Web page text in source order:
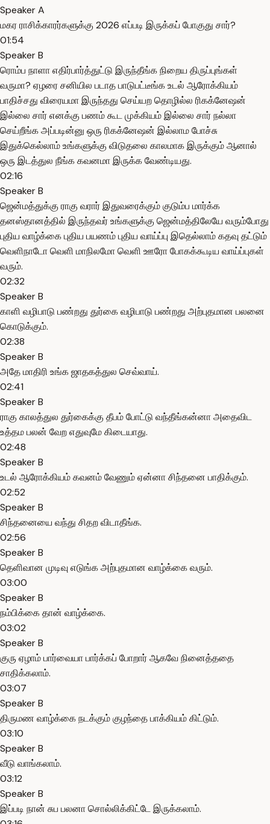
Speaker A
மகர ராசிக்காரர்களுக்கு 2026 எப்படி இருக்கப் போகுது சார்?
01:54
Speaker B
ரொம்ப நாளா எதிர்பார்த்துட்டு இருந்தீங்க நிறைய திருப்புங்கள்
வருமா? ஏழரை சனியில படாத பாடுபட்டீங்க உடல் ஆரோக்கியம்
பாதிச்சது விரையமா இருந்தது செய்யற தொழில்ல ரிகக்னேஷன்
இல்லை சார் எனக்கு பணம் கூட முக்கியம் இல்லை சார் நல்லா
செய்றீங்க அப்படின்னு ஒரு ரிகக்னேஷன் இல்லாம போச்சு
இதுக்கெல்லாம் உங்களுக்கு விடுதலை காலமாக இருக்கும் ஆனால்
ஒரு இடத்துல நீங்க கவனமா இருக்க வேண்டியது.
02:16
Speaker B
ஜென்மத்துக்கு ராகு வரார் இதுவரைக்கும் குடும்ப மார்க்க
தனஸ்தானத்தில் இருந்தவர் உங்களுக்கு ஜென்மத்திலேயே வரும்போது
புதிய வாழ்க்கை புதிய பயணம் புதிய வாய்ப்பு இதெல்லாம் கதவு தட்டும்
வெளிநாடோ வெளி மாநிலமோ வெளி ஊரோ போகக்கூடிய வாய்ப்புகள்
வரும்.
02:32
Speaker B
காளி வழிபாடு பண்றது துர்கை வழிபாடு பண்றது அற்புதமான பலனை
கொடுக்கும்.
02:38
Speaker B
அதே மாதிரி உங்க ஜாதகத்துல செவ்வாய்.
02:41
Speaker B
ராகு காலத்துல துர்கைக்கு தீபம் போட்டு வந்தீங்கன்னா அதைவிட
உத்தம பலன் வேற எதுவுமே கிடையாது.
02:48
Speaker B
உடல் ஆரோக்கியம் கவனம் வேணும் ஏன்னா சிந்தனை பாதிக்கும்.
02:52
Speaker B
சிந்தனையை வந்து சிதற விடாதீங்க.
02:56
Speaker B
தெளிவான முடிவு எடுங்க அற்புதமான வாழ்க்கை வரும்.
03:00
Speaker B
நம்பிக்கை தான் வாழ்க்கை.
03:02
Speaker B
குரு ஏழாம் பார்வையா பார்க்கப் போறார் ஆகவே நினைத்ததை
சாதிக்கலாம்.
03:07
Speaker B
திருமண வாழ்க்கை நடக்கும் குழந்தை பாக்கியம் கிட்டும்.
03:10
Speaker B
வீடு வாங்கலாம்.
03:12
Speaker B
இப்படி நான் சுப பலனா சொல்லிக்கிட்டே இருக்கலாம்.